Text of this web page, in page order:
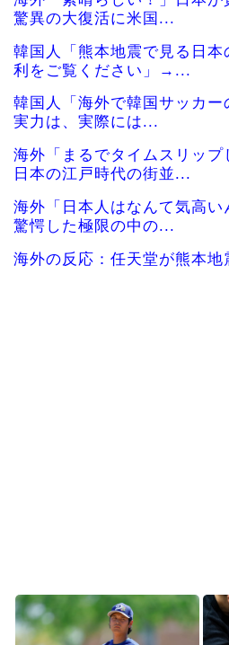
驚異の大復活に米国...
韓国人「熊本地震で見る日本
利をご覧ください」→...
韓国人「海外で韓国サッカ
実力は、実際には...
海外「まるでタイムスリップ
日本の江戸時代の街並...
海外「日本人はなんて気高い
驚愕した極限の中の...
海外の反応：任天堂が熊本地